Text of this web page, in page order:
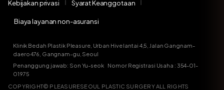
Kebijakan privasi Syarat Keanggotaan
Biaya layanan non-asuransi
Klinik Bedah Plastik Pleasure, Urban Hive lantai 4,5, Jalan Gangnam-
daero 476, Gangnam-gu, Seoul
Penanggung jawab: Son Yu-seok Nomor Registrasi Usaha : 354-01-
01975
COPYRIGHT© PLEASURESEOUL PLASTIC SURGERY ALL RIGHTS